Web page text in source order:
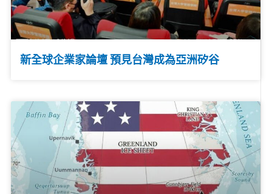
新全球企業家論壇 預見台灣成為亞洲矽谷